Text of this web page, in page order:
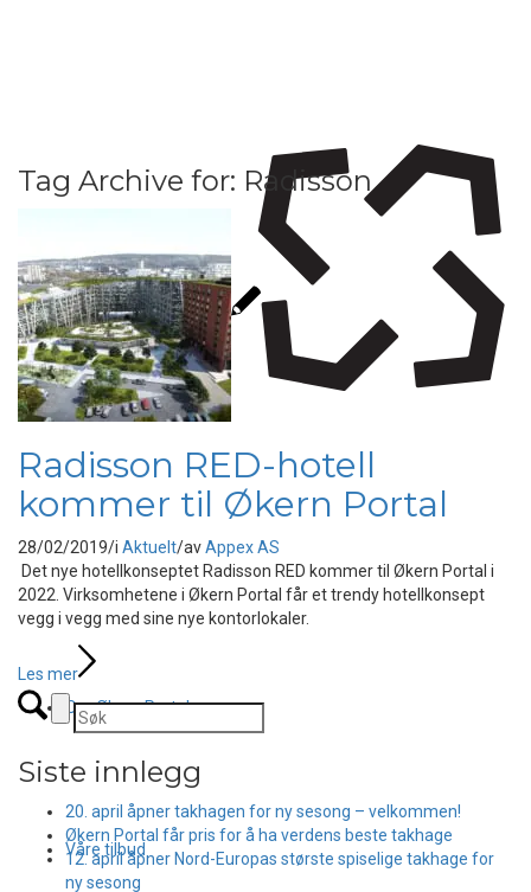
Om Økern Portal
Våre tilbud
Tag Archive for: Radisson
Radisson RED-hotell
kommer til Økern Portal
28/02/2019/i Aktuelt/avAppex AS
Det nye hotellkonseptet Radisson RED kommer til Økern Portal i
2022. Virksomhetene i Økern Portal får et trendy hotellkonsept
vegg i vegg med sine nye kontorlokaler.
Les mer
Siste innlegg
20. april åpner takhagen for ny sesong – velkommen!
Økern Portal får pris for å ha verdens beste takhage
12. april åpner Nord-Europas største spiselige takhage for
ny sesong